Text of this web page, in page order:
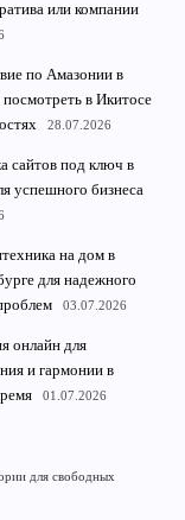
или компании
по Амазонии в
в Икитосе
28.07.2026
сайтов под ключ в
успешного бизнеса
на дом в
для надежного
03.07.2026
онлайн для
и гармонии в
01.07.2026
для свободных